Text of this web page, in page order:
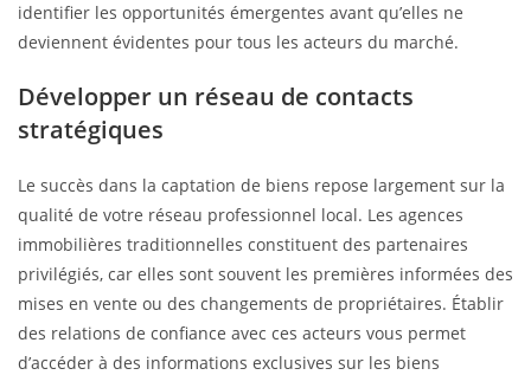
identifier les opportunités émergentes avant qu’elles ne
deviennent évidentes pour tous les acteurs du marché.
Développer un réseau de contacts
stratégiques
Le succès dans la captation de biens repose largement sur la
qualité de votre réseau professionnel local. Les agences
immobilières traditionnelles constituent des partenaires
privilégiés, car elles sont souvent les premières informées des
mises en vente ou des changements de propriétaires. Établir
des relations de confiance avec ces acteurs vous permet
d’accéder à des informations exclusives sur les biens